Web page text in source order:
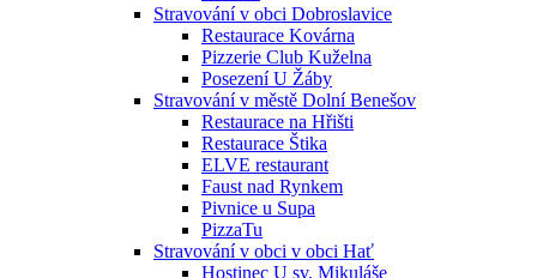
Stravování v obci Dobroslavice
Restaurace Kovárna
Pizzerie Club Kuželna
Posezení U Žáby
Stravování v městě Dolní Benešov
Restaurace na Hřišti
Restaurace Štika
ELVE restaurant
Faust nad Rynkem
Pivnice u Supa
PizzaTu
Stravování v obci v obci Hať
Hostinec U sv. Mikuláše